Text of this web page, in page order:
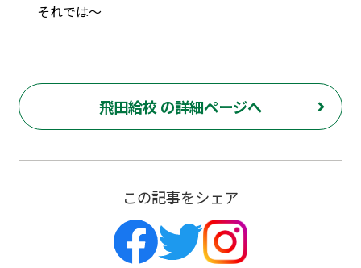
それでは～
飛田給校 の詳細ページへ
この記事をシェア